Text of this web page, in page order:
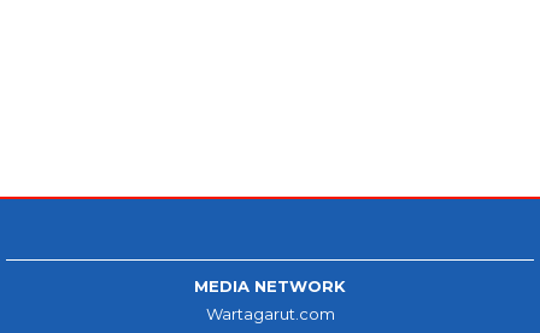
MEDIA NETWORK
Wartagarut.com